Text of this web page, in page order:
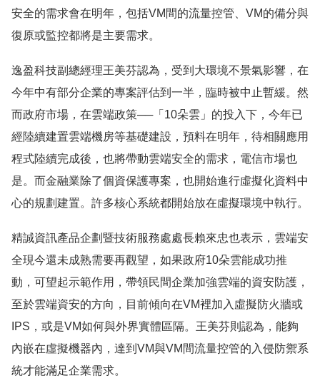
安全的需求會在明年，包括VM間的流量控管、VM的備分與
復原或監控都將是主要需求。
逸盈科技副總經理王美芬認為，受到大環境不景氣影響，在
今年中有部分企業的專案評估到一半，臨時被中止暫緩。然
而政府市場，在雲端政策──「10朵雲」的投入下，今年已
經陸續建置雲端機房等基礎建設，預料在明年，待相關應用
程式陸續完成後，也將帶動雲端安全的需求，電信市場也
是。而金融業除了個資保護專案，也開始進行虛擬化資料中
心的規劃建置。許多核心系統都開始放在虛擬環境中執行。
精誠資訊產品企劃暨技術服務處處長賴來忠也表示，雲端安
全現今還未成熟需要再觀望，如果政府10朵雲能成功推
動，可望起示範作用，帶領民間企業加強雲端的資安防護，
至於雲端資安的方向，目前傾向在VM裡加入虛擬防火牆或
IPS，或是VM如何與外界實體區隔。王美芬則認為，能夠
內嵌在虛擬機器內，達到VM與VM間流量控管的入侵防禦系
統才能滿足企業需求。